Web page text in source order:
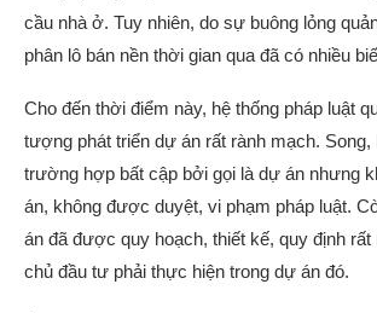
cầu nhà ở. Tuy nhiên, do sự buông lỏng
phân lô bán nền thời gian qua đã có nhiều
Cho đến thời điểm này, hệ thống pháp luật
tượng phát triển dự án rất rành mạch. Song,
trường hợp bất cập bởi gọi là dự án nhưng
án, không được duyệt, vi phạm pháp luật.
án đã được quy hoạch, thiết kế, quy định rất
chủ đầu tư phải thực hiện trong dự án đó.